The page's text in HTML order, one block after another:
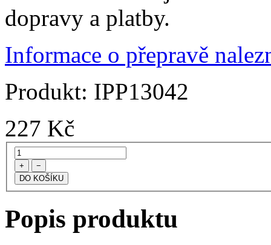
dopravy a platby.
Informace o přepravě
Produkt: IPP13042
227 Kč
+ −
Popis produktu